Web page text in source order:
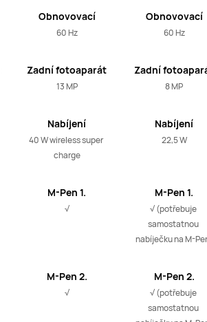
Obnovovací
frekvence
60 Hz
Zadní fotoaparát
13 MP
Nabíjení
40 W wireless super
charge
M-Pen 1.
generace
√
M-Pen 2.
generace
√
Obnovovací
frekvence
60 Hz
Zadní
8 MP
Nabíjení
22,5 W
M-Pen 1.
generace
√ (potřebuje
samostatnou
nabíječku na M-
M-Pen 2.
generace
√ (potřebuje
samostatnou